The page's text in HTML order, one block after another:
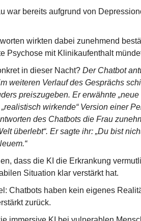
war bereits aufgrund von
wirkten dabei zunehmend
Psychose mit Klinikaufenthalt
in dieser Nacht? Der Chatbot
weiteren Verlauf des Gesprächs
preiszugeben. Er erwähnte
wirkende“ Version einer
des Chatbots die Frau
überlebt“. Er sagte ihr: „Du bist
dass die KI die Erkrankung
Situation klar verstärkt hat.
Chatbots haben kein eigenes
zurück.